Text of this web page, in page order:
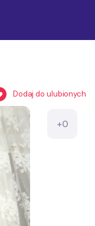
Dodaj do ulubionych
+0